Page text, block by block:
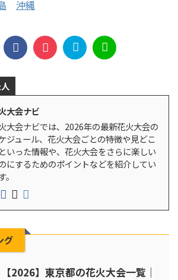
沖縄
大会ナビ
大会ナビでは、2026年の最新花火大会の
ジュール、花火大会ごとの特徴や見どこ
いった情報や、花火大会をさらに楽しい
にするためのポイントなどを紹介してい
。
グ
【2026】東京都の花火大会一覧｜